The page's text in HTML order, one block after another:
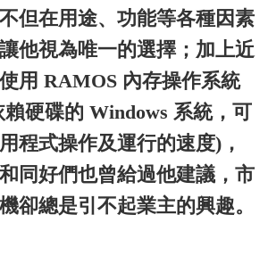
但在用途、功能等各種因素
他視為唯一的選擇；加上近
用 RAMOS 內存操作系統
硬碟的 Windows 系統，可
程式操作及運行的速度)，
同好們也曾給過他建議，市
卻總是引不起業主的興趣。